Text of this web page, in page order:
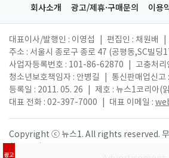
광고
회사소개 광고/제휴·구매문의 이용
대표이사/발행인 : 이영섭 편집인 : 채원배
주소 : 서울시 종로구 종로 47 (공평동,SC빌딩
사업자등록번호 : 101-86-62870
고충처리
청소년보호책임자 : 안병길
통신판매업신고
등록일 : 2011. 05. 26
제호 : 뉴스1코리아(
대표 전화 : 02-397-7000
대표 이메일 :
Copyright ⓒ 뉴스1. All rights reserved. 무
활용 금지.